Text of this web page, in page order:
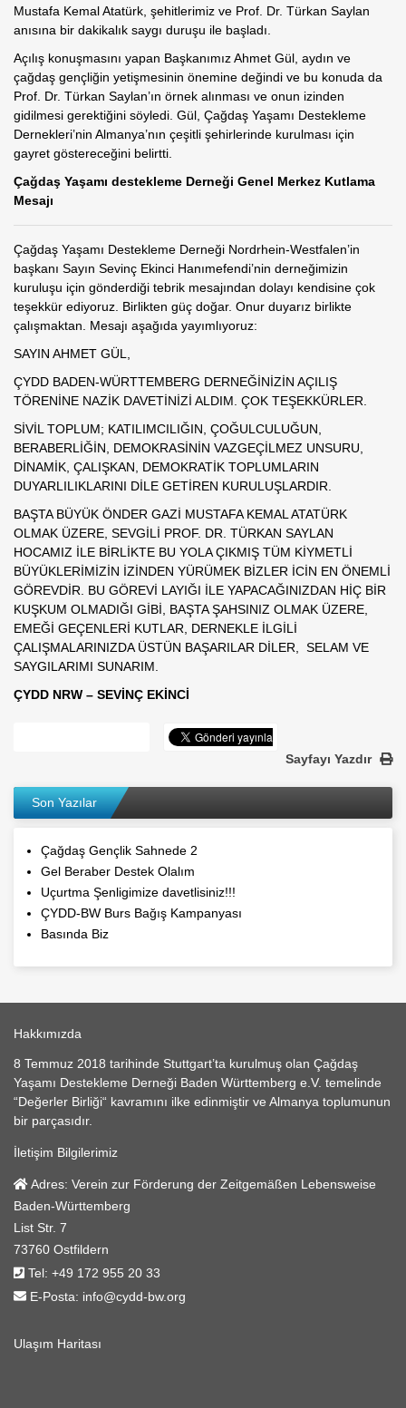
Mustafa Kemal Atatürk, şehitlerimiz ve Prof. Dr. Türkan Saylan
anısına bir dakikalık saygı duruşu ile başladı.
Açılış konuşmasını yapan Başkanımız Ahmet Gül, aydın ve
çağdaş gençliğin yetişmesinin önemine değindi ve bu konuda da
Prof. Dr. Türkan Saylan’ın örnek alınması ve onun izinden
gidilmesi gerektiğini söyledi. Gül, Çağdaş Yaşamı Destekleme
Dernekleri’nin Almanya’nın çeşitli şehirlerinde kurulması için
gayret göstereceğini belirtti.
Çağdaş Yaşamı destekleme Derneği Genel Merkez Kutlama
Mesajı
Çağdaş Yaşamı Destekleme Derneği Nordrhein-Westfalen’in
başkanı Sayın Sevinç Ekinci Hanımefendi’nin derneğimizin
kuruluşu için gönderdiği tebrik mesajından dolayı kendisine çok
teşekkür ediyoruz. Birlikten güç doğar. Onur duyarız birlikte
çalışmaktan. Mesajı aşağıda yayımlıyoruz:
SAYIN AHMET GÜL,
ÇYDD BADEN-WÜRTTEMBERG DERNEĞİNİZİN AÇILIŞ
TÖRENİNE NAZİK DAVETİNİZİ ALDIM. ÇOK TEŞEKKÜRLER.
SİVİL TOPLUM; KATILIMCILIĞIN, ÇOĞULCULUĞUN,
BERABERLİĞİN, DEMOKRASİNİN VAZGEÇİLMEZ UNSURU,
DİNAMİK, ÇALIŞKAN, DEMOKRATİK TOPLUMLARIN
DUYARLILIKLARINI DİLE GETİREN KURULUŞLARDIR.
BAŞTA BÜYÜK ÖNDER GAZİ MUSTAFA KEMAL ATATÜRK
OLMAK ÜZERE, SEVGİLİ PROF. DR. TÜRKAN SAYLAN
HOCAMIZ İLE BİRLİKTE BU YOLA ÇIKMIŞ TÜM KİYMETLİ
BÜYÜKLERİMİZİN İZİNDEN YÜRÜMEK BİZLER İCİN EN ÖNEMLİ
GÖREVDİR. BU GÖREVİ LAYIĞI İLE YAPACAĞINIZDAN HİÇ BİR
KUŞKUM OLMADIĞI GİBİ, BAŞTA ŞAHSINIZ OLMAK ÜZERE,
EMEĞİ GEÇENLERİ KUTLAR, DERNEKLE İLGİLİ
ÇALIŞMALARINIZDA ÜSTÜN BAŞARILAR DİLER, SELAM VE
SAYGILARIMI SUNARIM.
ÇYDD NRW – SEVİNÇ EKİNCİ
Sayfayı Yazdır
Son Yazılar
Çağdaş Gençlik Sahnede 2
Gel Beraber Destek Olalım
Uçurtma Şenligimize davetlisiniz!!!
ÇYDD-BW Burs Bağış Kampanyası
Basında Biz
Hakkımızda
8 Temmuz 2018 tarihinde Stuttgart’ta kurulmuş olan Çağdaş
Yaşamı Destekleme Derneği Baden Württemberg e.V. temelinde
“Değerler Birliği“ kavramını ilke edinmiştir ve Almanya toplumunun
bir parçasıdır.
İletişim Bilgilerimiz
Adres: Verein zur Förderung der Zeitgemäßen Lebensweise
Baden-Württemberg
List Str. 7
73760 Ostfildern
Tel: +49 172 955 20 33
E-Posta: info@cydd-bw.org
Ulaşım Haritası